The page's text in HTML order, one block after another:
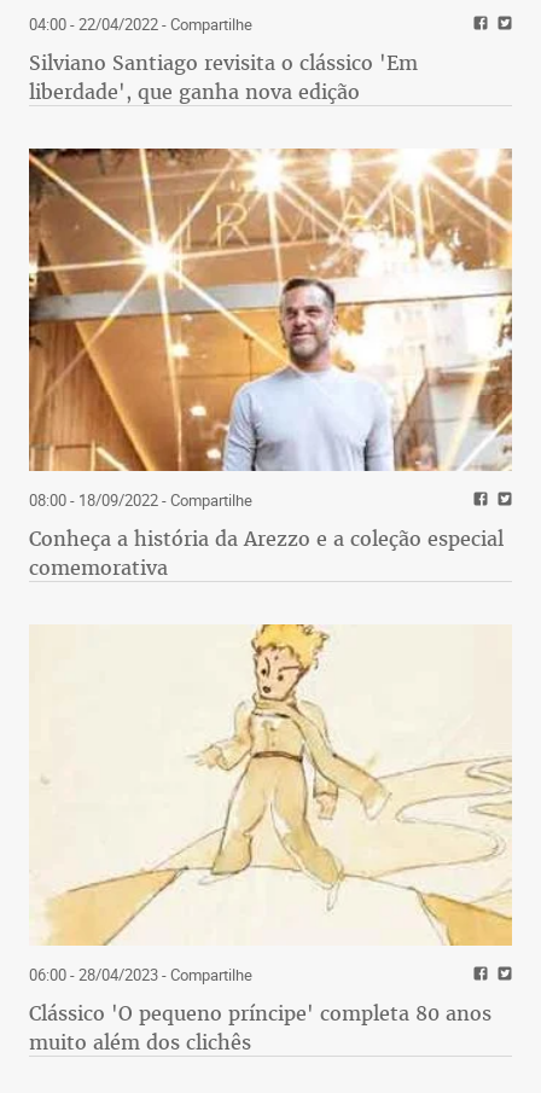
04:00 - 22/04/2022- Compartilhe
Silviano Santiago revisita o clássico 'Em
liberdade', que ganha nova edição
08:00 - 18/09/2022- Compartilhe
Conheça a história da Arezzo e a coleção especial
comemorativa
06:00 - 28/04/2023- Compartilhe
Clássico 'O pequeno príncipe' completa 80 anos
muito além dos clichês